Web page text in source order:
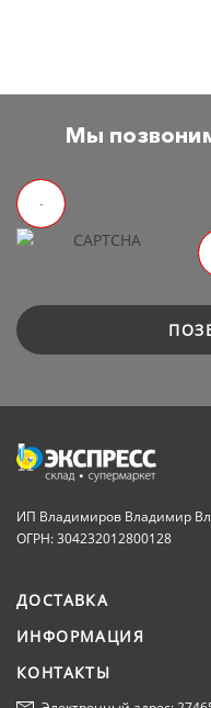
Мы
ИП Владимиров Владимир
ОГРН: 304232012800128
ДОСТАВКА
ИНФОРМАЦИЯ
КОНТАКТЫ